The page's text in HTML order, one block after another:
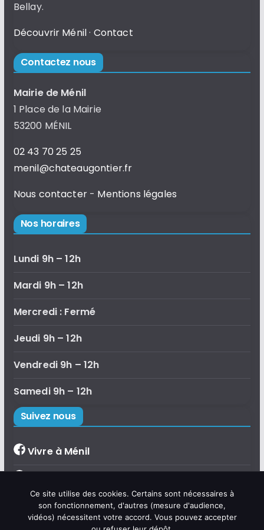
Bellay.
Découvrir Ménil· Contact
Contactez nous
Mairie de Ménil
1 Place de la Mairie
53200 MÉNIL
02 43 70 25 25
menil@chateaugontier.fr
Nous contacter- Mentions légales
Nos horaires
Lundi 9h – 12h
Mardi 9h – 12h
Mercredi : Fermé
Jeudi 9h – 12h
Vendredi 9h – 12h
Samedi 9h – 12h
Suivez nous
Vivre à Ménil
Accueil de loisirs
Bonjour, je suis Émilie, l'assistante
virtuelle de la commune de Ménil.
Posez-moi vos questions sur la vie
Ce site utilise des cookies. Certains sont nécessaires à
son fonctionnement, d'autres (mesure d'audience,
vidéos) nécessitent votre accord. Vous pouvez accepter